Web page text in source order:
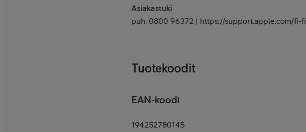
Asiakastuki
puh. 0800 96372 | https://support.apple.com/fi-fi
Tuotekoodit
EAN-koodi
194252780145